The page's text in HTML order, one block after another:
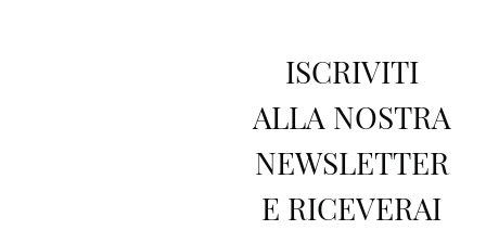
ISCRIVITI
ALLA NOSTRA
NEWSLETTER
E RICEVERAI